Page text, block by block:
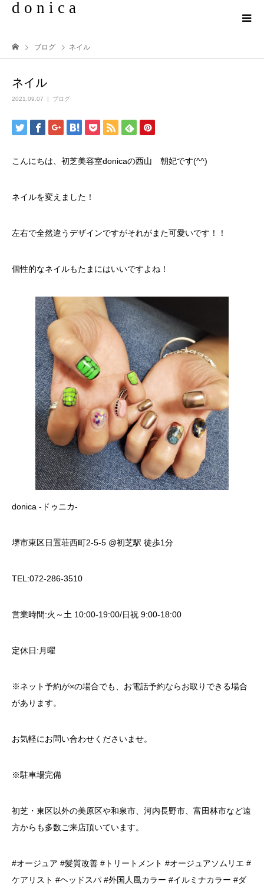
d o n i c a
ブログ ネイル
ネイル
2021.09.07 ブログ
こんにちは、初芝美容室donicaの西山 朝妃です(^^)
ネイルを変えました！
左右で全然違うデザインですがそれがまた可愛いです！！
個性的なネイルもたまにはいいですよね！
donica -ドゥニカ-
堺市東区日置荘西町2-5-5 @初芝駅 徒歩1分
TEL:072-286-3510
営業時間:火～土 10:00-19:00/日祝 9:00-18:00
定休日:月曜
※ネット予約が×の場合でも、お電話予約ならお取りできる場合
があります。
お気軽にお問い合わせくださいませ。
※駐車場完備
初芝・東区以外の美原区や和泉市、河内長野市、富田林市など遠
方からも多数ご来店頂いています。
#オージュア #髪質改善 #トリートメント #オージュアソムリエ #
ケアリスト #ヘッドスパ #外国人風カラー #イルミナカラー #ダ